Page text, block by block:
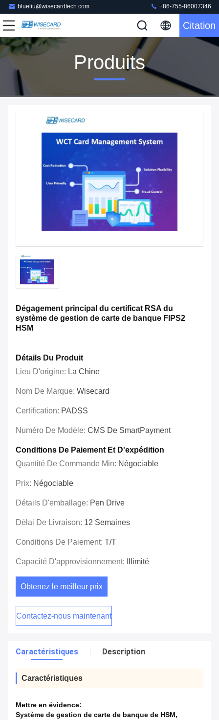
blueliu@wisecardtech.com +86-755-86007346
Citation
Produits
Dégagement principal du certificat RSA du
système de gestion de carte de banque FIPS2
HSM
Détails Du Produit
Lieu D'origine: La Chine
Nom De Marque: Wisecard
Certification: PADSS
Numéro De Modèle: CMS De SmartPayment
Conditions De Paiement Et D'expédition
Quantité De Commande Min: Négociable
Prix: Négociable
Détails D'emballage: Pen Drive
Délai De Livraison: 12 Semaines
Conditions De Paiement: T/T
Capacité D'approvisionnement: Illimité
Obtenez le meilleur prix
Contactez-nous maintenant
Caractéristiques Description
Caractéristiques
Mettre en évidence:
Système de gestion de carte de banque de HSM,